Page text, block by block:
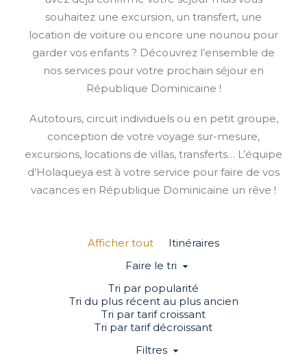
souhaitez une excursion, un transfert, une
location de voiture ou encore une nounou pour
garder vos enfants ? Découvrez l’ensemble de
nos services pour votre prochain séjour en
République Dominicaine !
Autotours, circuit individuels ou en petit groupe,
conception de votre voyage sur-mesure,
excursions, locations de villas, transferts… L’équipe
d’Holaqueya est à votre service pour faire de vos
vacances en République Dominicaine un rêve !
Afficher tout
Itinéraires
Faire le tri
Tri par popularité
Tri du plus récent au plus ancien
Tri par tarif croissant
Tri par tarif décroissant
Filtres